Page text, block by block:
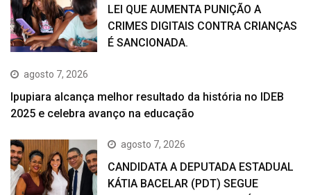
LEI QUE AUMENTA PUNIÇÃO A
CRIMES DIGITAIS CONTRA CRIANÇAS
É SANCIONADA.
agosto 7, 2026
Ipupiara alcança melhor resultado da história no IDEB
2025 e celebra avanço na educação
agosto 7, 2026
CANDIDATA A DEPUTADA ESTADUAL
KÁTIA BACELAR (PDT) SEGUE